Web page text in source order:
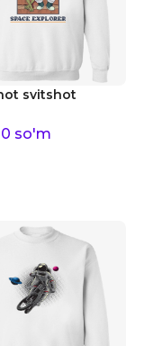
svitshot
so'm